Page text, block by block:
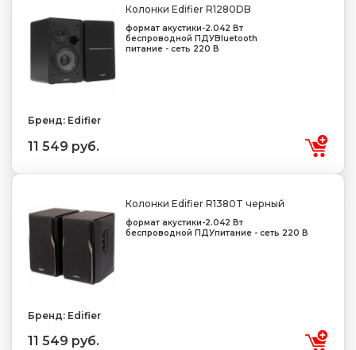
Колонки Edifier R1280DB
формат акустики-2.042 Вт
беспроводной ПДУBluetooth
питание - сеть 220 В
Бренд: Edifier
11 549 руб.
Колонки Edifier R1380T черный
формат акустики-2.042 Вт
беспроводной ПДУпитание - сеть 220 В
Бренд: Edifier
11 549 руб.